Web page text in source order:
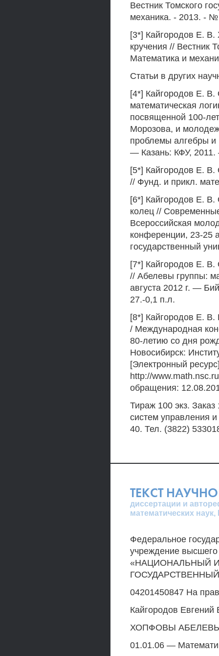
Вестник Томского
механика. - 2013. -
[3*] Кайгородов Е.
кручения // Вестник
Математика и
Статьи в других
[4*] Кайгородов Е.
математическая
посвященной 100-
Морозова, и
проблемы алгебры и
— Казань: КФУ,
[5*] Кайгородов Е. В.
// Фунд. и прикл.
[6*] Кайгородов Е. В.
колец //
Всероссийская
конференции, 23-25
государственный
[7*] Кайгородов Е. В.
// Абелевы группы:
августа 2012 г. —
27.-0,1 п.л.
[8*] Кайгородов Е.
/ Международная
80-летию со дня
Новосибирск:
[Электронный
http://
обращения:
Тираж 100 экз. Заказ
систем управления
40. Тел. (3822)
ТЕКСТ
диссертации и
математических
Федеральное
учреждение
«НАЦИОНАЛЬНЫЙ
04201450847 На
Кайгородов
ХОПФОВЫ
01.01.06 —